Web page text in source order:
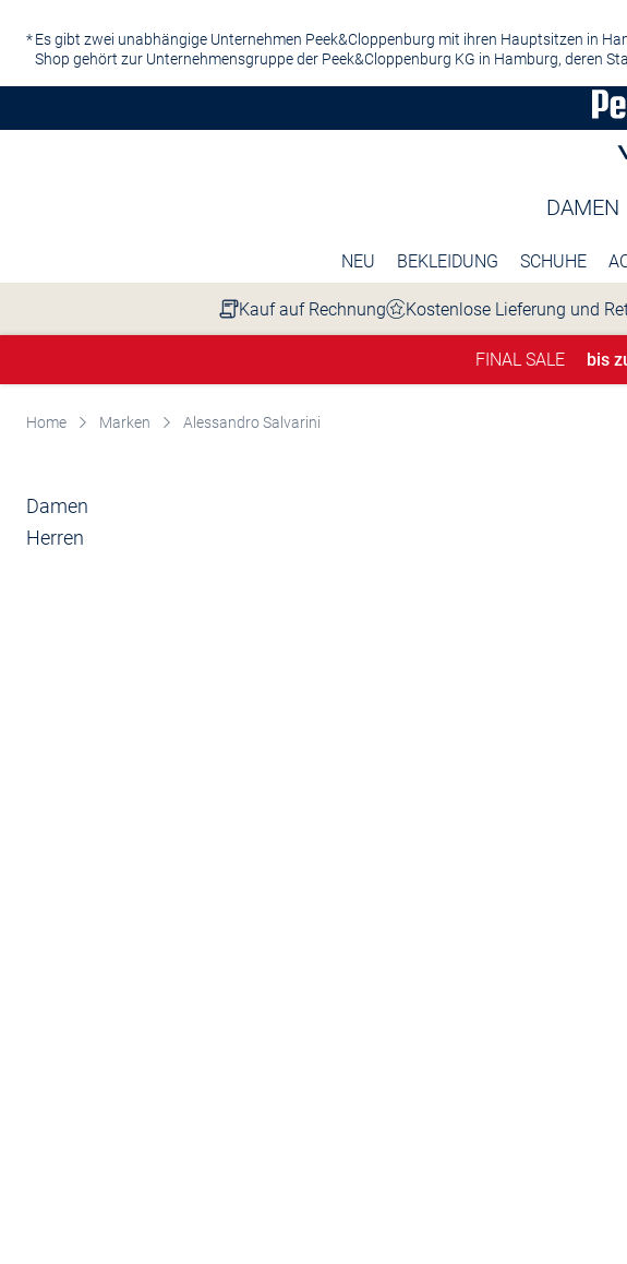
Es gibt zwei unabhängige Unternehmen Peek&Cloppenburg mit ihren Hauptsitzen in
Shop gehört zur Unternehmensgruppe der Peek&Cloppenburg KG in Hamburg, deren
DAMEN
NEU BEKLEIDUNG SCHUHE
Kauf auf Rechnung Kostenlose Lieferung und
FINAL SALE bis
Home Marken Alessandro Salvarini
Damen
Herren